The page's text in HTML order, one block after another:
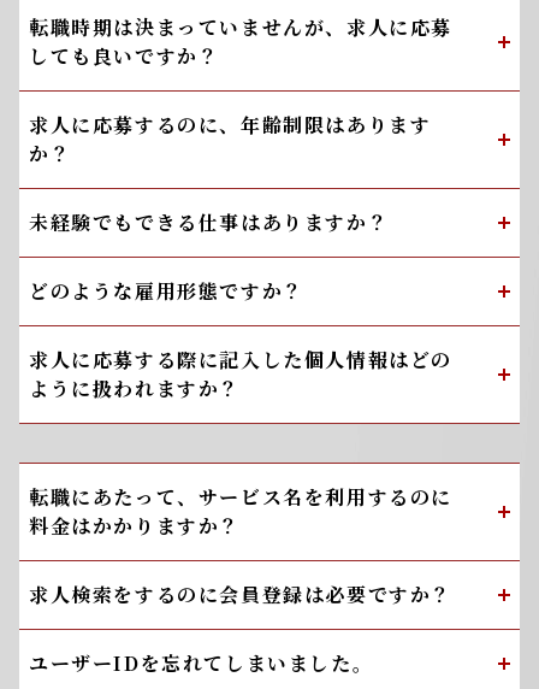
転職時期は決まっていませんが、求人に応募
しても良いですか？
求人に応募するのに、年齢制限はあります
か？
未経験でもできる仕事はありますか？
どのような雇用形態ですか？
求人に応募する際に記入した個人情報はどの
ように扱われますか？
転職にあたって、サービス名を利用するのに
料金はかかりますか？
求人検索をするのに会員登録は必要ですか？
ユーザーIDを忘れてしまいました。